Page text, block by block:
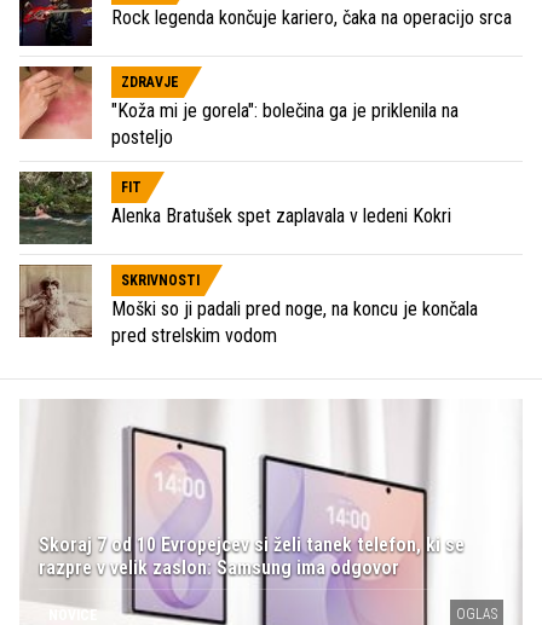
Rock legenda končuje kariero, čaka na operacijo srca
ZDRAVJE
"Koža mi je gorela": bolečina ga je priklenila na
posteljo
FIT
Alenka Bratušek spet zaplavala v ledeni Kokri
SKRIVNOSTI
Moški so ji padali pred noge, na koncu je končala
pred strelskim vodom
Skoraj 7 od 10 Evropejcev si želi tanek telefon, ki se
razpre v velik zaslon: Samsung ima odgovor
NOVICE OGLAS